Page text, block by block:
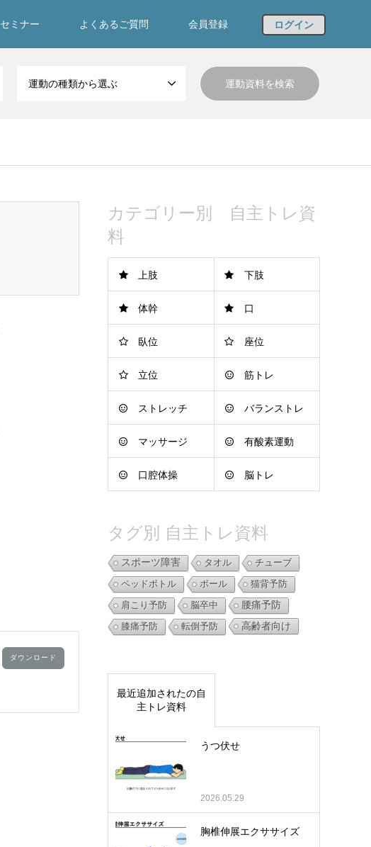
セミナー よくあるご質問 会員登録 ログイン
運動の種類から選ぶ
ダウンロード
カテゴリー別 自主トレ資
料
上肢 下肢
体幹 口
臥位 座位
立位 筋トレ
ストレッチ バランストレ
ーニング
マッサージ 有酸素運動
口腔体操 脳トレ
タグ別 自主トレ資料
スポーツ障害 タオル
チューブ
ペッドボトル
ボール
猫背予防
肩こり予防
脳卒中
腰痛予防
膝痛予防
転倒予防 高齢者向け
最近追加されたの自
主トレ資料
うつ伏せ
2026.05.29
胸椎伸展エクササイズ